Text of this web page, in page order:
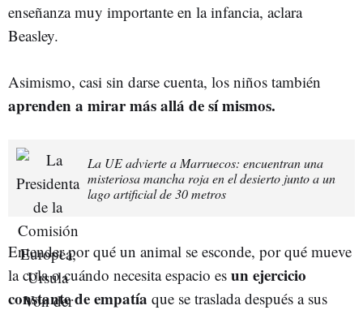
enseñanza muy importante en la infancia, aclara
Beasley.
Asimismo, casi sin darse cuenta, los niños también
aprenden a mirar más allá de sí mismos.
La UE advierte a Marruecos: encuentran una
misteriosa mancha roja en el desierto junto a un
lago artificial de 30 metros
Entender por qué un animal se esconde, por qué mueve
la cola o cuándo necesita espacio es un ejercicio
constante de empatía que se traslada después a sus